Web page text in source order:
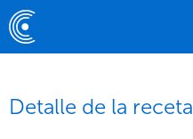
Detalle de la receta